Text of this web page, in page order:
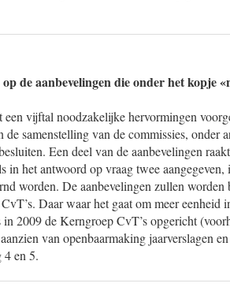
de aanbevelingen die onder het kopje
vijftal noodzakelijke hervormingen
de samenstelling van de commissies, onder
Een deel van de aanbevelingen
in het antwoord op vraag twee
worden. De aanbevelingen zullen
Daar waar het gaat om meer
in 2009 de Kerngroep CvT’s opgericht
van openbaarmaking jaarverslagen
4 en 5.